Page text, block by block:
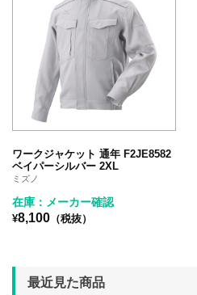
ワークジャケット 通年 F2JE8582
ベイパーシルバー 2XL
ミズノ
在庫：メーカー確認
¥8,100 （税抜）
最近見た商品